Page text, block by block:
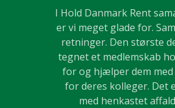
I Hold Danmark Rent
er vi meget glade for.
retninger. Den største
tegnet et medlemskab
for og hjælper dem
for deres kolleger. Det
med henkastet